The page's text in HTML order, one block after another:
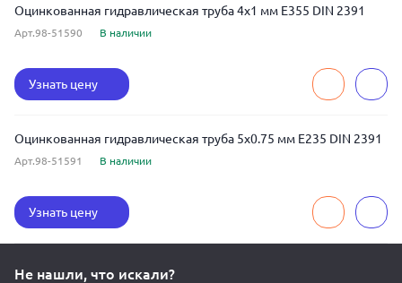
Оцинкованная гидравлическая труба 4x1 мм E355 DIN 2391
Арт.98-51590 В наличии
Узнать цену
Оцинкованная гидравлическая труба 5x0.75 мм E235 DIN 2391
Арт.98-51591 В наличии
Узнать цену
Не нашли, что искали?